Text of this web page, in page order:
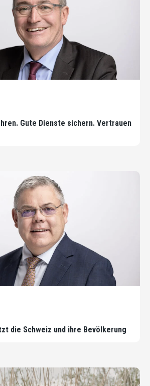
Gute Dienste sichern. Vertrauen
die Schweiz und ihre Bevölkerung